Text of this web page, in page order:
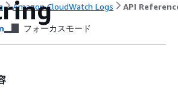
Amazon CloudWatch Logs API
フォーカスモード